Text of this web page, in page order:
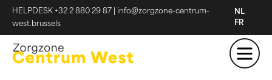
HELPDESK +32 2 880 29 87
info@zorgzone-centrum-
west.brussels
NL
FR